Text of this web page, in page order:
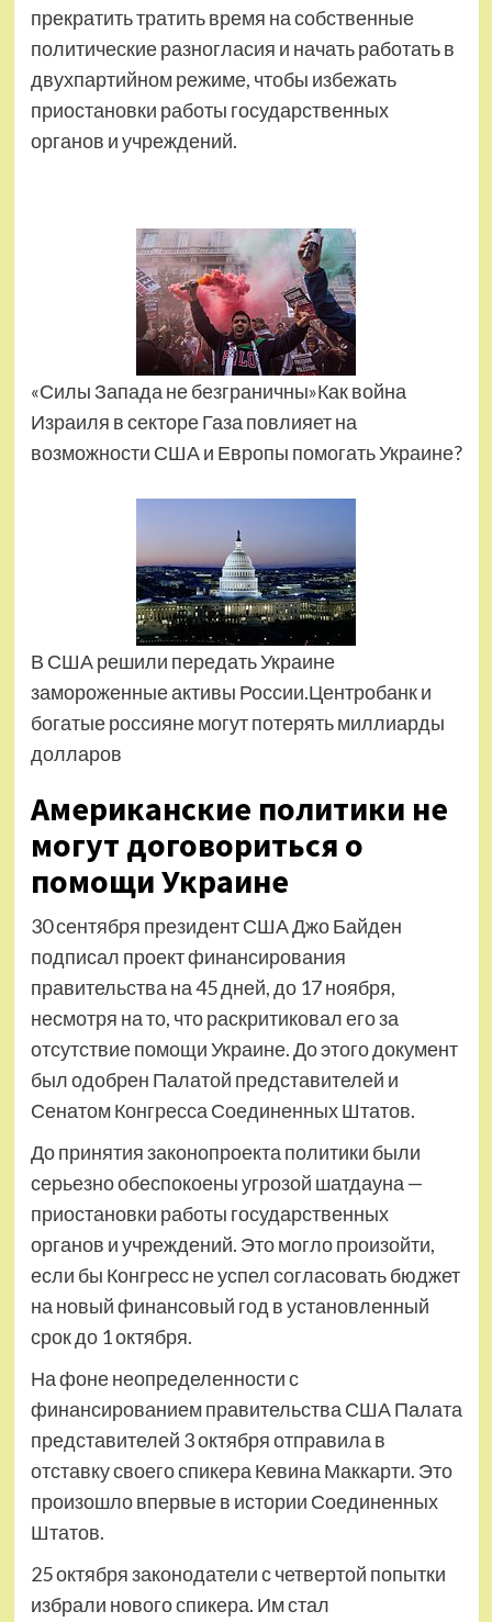
прекратить тратить время на собственные
политические разногласия и начать работать в
двухпартийном режиме, чтобы избежать
приостановки работы государственных
органов и учреждений.
«Силы Запада не безграничны»Как война
Израиля в секторе Газа повлияет на
возможности США и Европы помогать Украине?
В США решили передать Украине
замороженные активы России.Центробанк и
богатые россияне могут потерять миллиарды
долларов
Американские политики не
могут договориться о
помощи Украине
30 сентября президент США Джо Байден
подписал проект финансирования
правительства на 45 дней, до 17 ноября,
несмотря на то, что раскритиковал его за
отсутствие помощи Украине. До этого документ
был одобрен Палатой представителей и
Сенатом Конгресса Соединенных Штатов.
До принятия законопроекта политики были
серьезно обеспокоены угрозой шатдауна —
приостановки работы государственных
органов и учреждений. Это могло произойти,
если бы Конгресс не успел согласовать бюджет
на новый финансовый год в установленный
срок до 1 октября.
На фоне неопределенности с
финансированием правительства США Палата
представителей 3 октября отправила в
отставку своего спикера Кевина Маккарти. Это
произошло впервые в истории Соединенных
Штатов.
25 октября законодатели с четвертой попытки
избрали нового спикера. Им стал